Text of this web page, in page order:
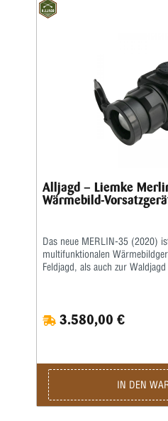
Alljagd – Liemke
Wärmebild-
Das neue MERLIN-35 (2020)
multifunktionalen
Feldjagd, als auch zur
Shutter/Kalibrierung: manuell •
1024x768 • Optische
2xCR123 (3 V) oder 2x
Größer 4 Std. (ohne aktiviertes
Videospeicherung: ja (über
(m): 1235
3.580,00 €
IN DEN